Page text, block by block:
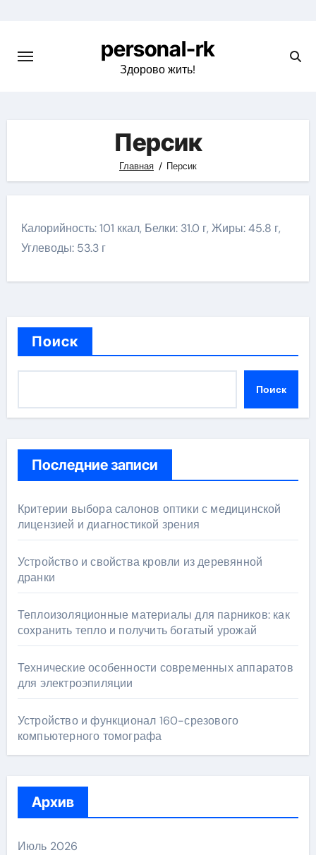
содержимому
personal-rk
Здорово жить!
Персик
Главная Персик
Калорийность: 101 ккал, Белки: 31.0 г, Жиры: 45.8 г,
Углеводы: 53.3 г
Поиск
Поиск
Последние записи
Критерии выбора салонов оптики с медицинской
лицензией и диагностикой зрения
Устройство и свойства кровли из деревянной
дранки
Теплоизоляционные материалы для парников: как
сохранить тепло и получить богатый урожай
Технические особенности современных аппаратов
для электроэпиляции
Устройство и функционал 160-срезового
компьютерного томографа
Архив
Июль 2026